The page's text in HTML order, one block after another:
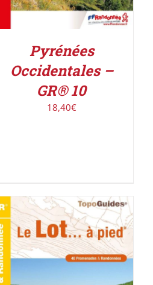
Pyrénées
Occidentales –
GR® 10
18,40€